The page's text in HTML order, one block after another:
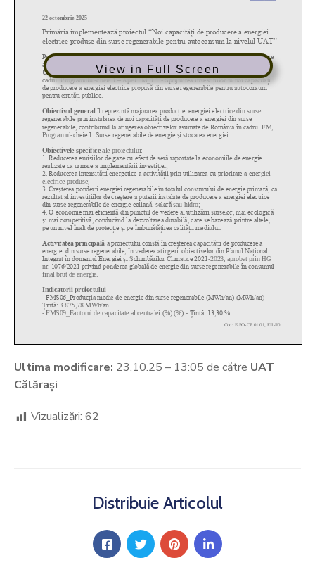
View in Full Screen
Ultima modificare: 23.10.25 – 13:05 de către UAT
Călărași
Vizualizări: 62
Distribuie Articolul